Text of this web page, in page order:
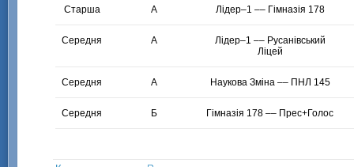
Старша А Лідер–1 –– Гімназія 178
Середня А
Лідер–1 –– Русанівський
Ліцей
Середня А Наукова Зміна –– ПНЛ 145
Середня Б Гімназія 178 –– Прес+Голос